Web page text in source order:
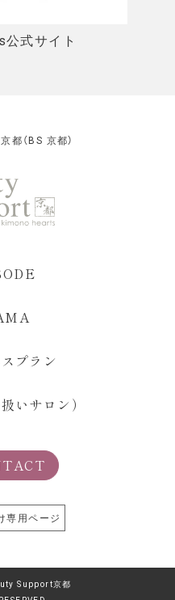
式サイト
（BS 京都）
プラン
いサロン）
専用ページ
Support京都